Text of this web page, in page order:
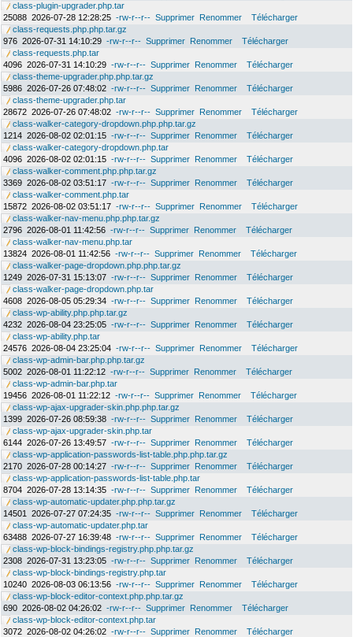
class-plugin-upgrader.php.tar
25088 2026-07-28 12:28:25 -rw-r--r-- Supprimer Renommer
Télécharger
class-requests.php.php.tar.gz
976 2026-07-31 14:10:29 -rw-r--r-- Supprimer Renommer
Télécharger
class-requests.php.tar
4096 2026-07-31 14:10:29 -rw-r--r-- Supprimer Renommer
Télécharger
class-theme-upgrader.php.php.tar.gz
5986 2026-07-26 07:48:02 -rw-r--r-- Supprimer Renommer
Télécharger
class-theme-upgrader.php.tar
28672 2026-07-26 07:48:02 -rw-r--r-- Supprimer Renommer
Télécharger
class-walker-category-dropdown.php.php.tar.gz
1214 2026-08-02 02:01:15 -rw-r--r-- Supprimer Renommer
Télécharger
class-walker-category-dropdown.php.tar
4096 2026-08-02 02:01:15 -rw-r--r-- Supprimer Renommer
Télécharger
class-walker-comment.php.php.tar.gz
3369 2026-08-02 03:51:17 -rw-r--r-- Supprimer Renommer
Télécharger
class-walker-comment.php.tar
15872 2026-08-02 03:51:17 -rw-r--r-- Supprimer Renommer
Télécharger
class-walker-nav-menu.php.php.tar.gz
2796 2026-08-01 11:42:56 -rw-r--r-- Supprimer Renommer
Télécharger
class-walker-nav-menu.php.tar
13824 2026-08-01 11:42:56 -rw-r--r-- Supprimer Renommer
Télécharger
class-walker-page-dropdown.php.php.tar.gz
1249 2026-07-31 15:13:07 -rw-r--r-- Supprimer Renommer
Télécharger
class-walker-page-dropdown.php.tar
4608 2026-08-05 05:29:34 -rw-r--r-- Supprimer Renommer
Télécharger
class-wp-ability.php.php.tar.gz
4232 2026-08-04 23:25:05 -rw-r--r-- Supprimer Renommer
Télécharger
class-wp-ability.php.tar
24576 2026-08-04 23:25:04 -rw-r--r-- Supprimer Renommer
Télécharger
class-wp-admin-bar.php.php.tar.gz
5002 2026-08-01 11:22:12 -rw-r--r-- Supprimer Renommer
Télécharger
class-wp-admin-bar.php.tar
19456 2026-08-01 11:22:12 -rw-r--r-- Supprimer Renommer
Télécharger
class-wp-ajax-upgrader-skin.php.php.tar.gz
1399 2026-07-26 08:59:38 -rw-r--r-- Supprimer Renommer
Télécharger
class-wp-ajax-upgrader-skin.php.tar
6144 2026-07-26 13:49:57 -rw-r--r-- Supprimer Renommer
Télécharger
class-wp-application-passwords-list-table.php.php.tar.gz
2170 2026-07-28 00:14:27 -rw-r--r-- Supprimer Renommer
Télécharger
class-wp-application-passwords-list-table.php.tar
8704 2026-07-28 13:14:35 -rw-r--r-- Supprimer Renommer
Télécharger
class-wp-automatic-updater.php.php.tar.gz
14501
2026-07-27 07:24:35 -rw-r--r-- Supprimer Renommer
Télécharger
class-wp-automatic-updater.php.tar
63488 2026-07-27 16:39:48 -rw-r--r-- Supprimer Renommer
Télécharger
class-wp-block-bindings-registry.php.php.tar.gz
2308 2026-07-31 13:23:05 -rw-r--r-- Supprimer Renommer
Télécharger
class-wp-block-bindings-registry.php.tar
10240 2026-08-03 06:13:56 -rw-r--r-- Supprimer Renommer
Télécharger
class-wp-block-editor-context.php.php.tar.gz
690 2026-08-02 04:26:02 -rw-r--r-- Supprimer Renommer
Télécharger
class-wp-block-editor-context.php.tar
3072 2026-08-02 04:26:02 -rw-r--r-- Supprimer Renommer
Télécharger